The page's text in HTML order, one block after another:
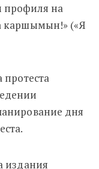
профиля на
каршымын!» («Я
дня
издания